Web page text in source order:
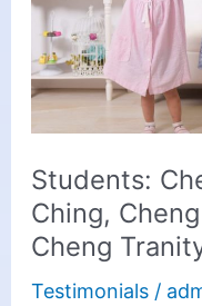
Students:
Ching,
Cheng
Testimonials/
Cheng
Tristany
Hoi
Ying,
Tranity
Tze
Ching